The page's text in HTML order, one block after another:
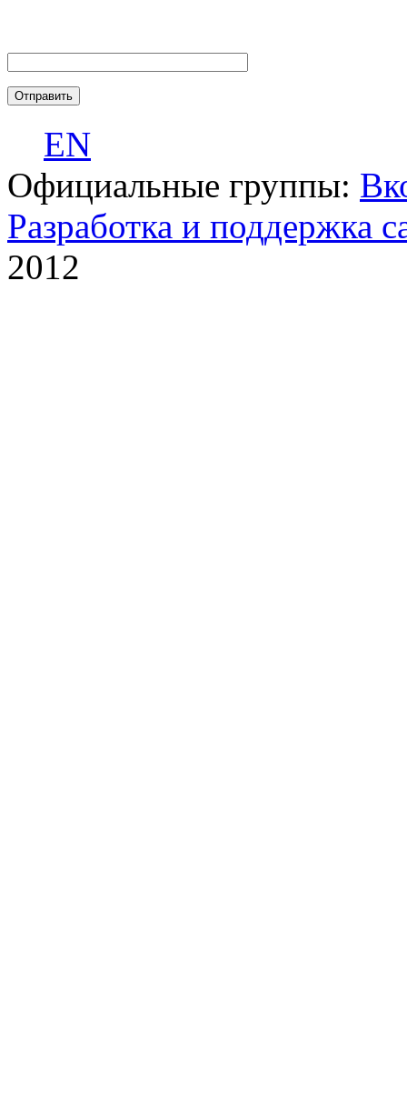
EN
Официальные группы:
Разработка и поддержка
2012